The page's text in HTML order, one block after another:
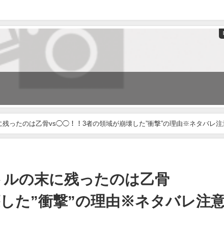
残ったのは乙骨vs◯◯！！3者の領域が崩壊した”衝撃”の理由※ネタバレ注
ルの末に残ったのは乙骨
た”衝撃”の理由※ネタバレ注